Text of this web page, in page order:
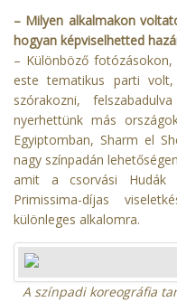
– Milyen alkalmakon
hogyan képviselhetted
– Különböző
este tematikus parti
szórakozni,
nyerhettünk más
Egyiptomban, Sharm el
nagy színpadán
amit a csorvási Hudák
Primissima-díjas
különleges alkalomra.
A színpadi koreográfia